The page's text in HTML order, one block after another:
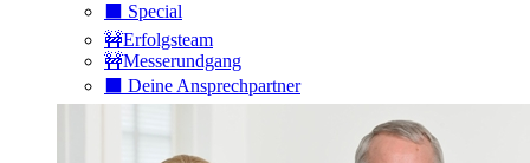
⬛️ Special
🚧Erfolgsteam
🚧Messerundgang
⬛️ Deine Ansprechpartner